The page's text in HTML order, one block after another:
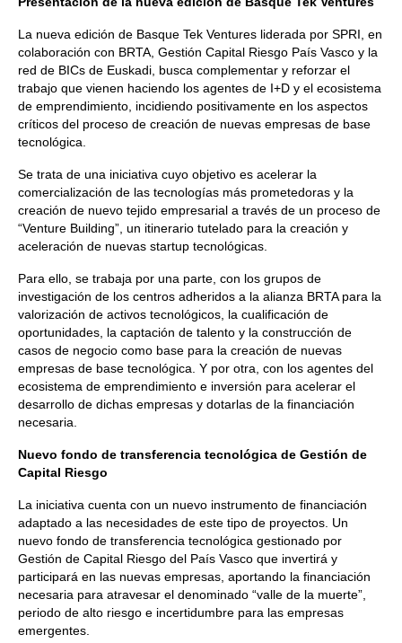
La nueva edición de Basque Tek Ventures liderada por SPRI, en
colaboración con BRTA, Gestión Capital Riesgo País Vasco y la
red de BICs de Euskadi, busca complementar y reforzar el
trabajo que vienen haciendo los agentes de I+D y el ecosistema
de emprendimiento, incidiendo positivamente en los aspectos
críticos del proceso de creación de nuevas empresas de base
tecnológica.
Se trata de una iniciativa cuyo objetivo es acelerar la
comercialización de las tecnologías más prometedoras y la
creación de nuevo tejido empresarial a través de un proceso de
“Venture Building”, un itinerario tutelado para la creación y
aceleración de nuevas startup tecnológicas.
Para ello, se trabaja por una parte, con los grupos de
investigación de los centros adheridos a la alianza BRTA para la
valorización de activos tecnológicos, la cualificación de
oportunidades, la captación de talento y la construcción de
casos de negocio como base para la creación de nuevas
empresas de base tecnológica. Y por otra, con los agentes del
ecosistema de emprendimiento e inversión para acelerar el
desarrollo de dichas empresas y dotarlas de la financiación
necesaria.
Nuevo fondo de transferencia tecnológica de Gestión de
Capital Riesgo
La iniciativa cuenta con un nuevo instrumento de financiación
adaptado a las necesidades de este tipo de proyectos. Un
nuevo fondo de transferencia tecnológica gestionado por
Gestión de Capital Riesgo del País Vasco que invertirá y
participará en las nuevas empresas, aportando la financiación
necesaria para atravesar el denominado “valle de la muerte”,
periodo de alto riesgo e incertidumbre para las empresas
emergentes.